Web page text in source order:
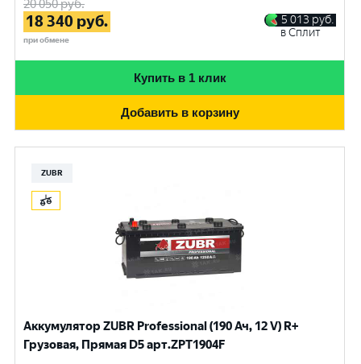
20 050руб.
18 340 руб.
при обмене
5 013 руб.
в Сплит
Купить в 1 клик
Добавить в корзину
ZUBR
Аккумулятор ZUBR Professional (190 Ач, 12 V) R+
Грузовая, Прямая D5 арт.ZPT1904F